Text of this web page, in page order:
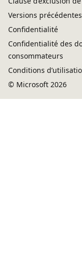
Versions précédentes
Confidentialité
Confidentialité des
consommateurs
Conditions
© Microsoft 2026